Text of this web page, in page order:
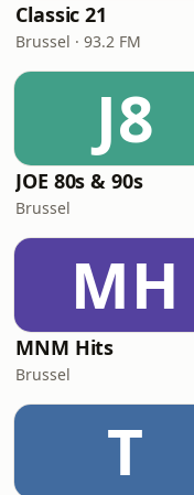
Classic 21
Brussel · 93.2 FM
J8
JOE 80s & 90s
Brussel
MH
MNM Hits
Brussel
T